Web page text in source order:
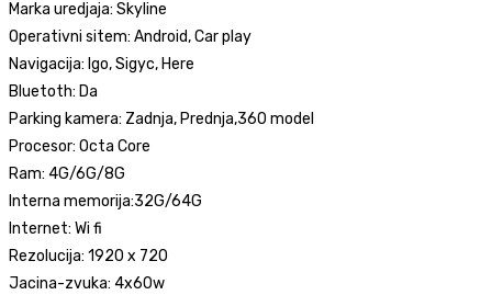
Marka uredjaja: Skyline
Operativni sitem: Android, Car play
Navigacija: Igo, Sigyc, Here
Bluetoth: Da
Parking kamera: Zadnja, Prednja,360 model
Procesor: Octa Core
Ram: 4G/6G/8G
Interna memorija:32G/64G
Internet: Wi fi
Rezolucija: 1920 x 720
Jacina-zvuka: 4x60w